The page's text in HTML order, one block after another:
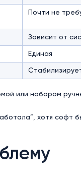
Почти не
Зависит от
Единая
или набором
хотя софт